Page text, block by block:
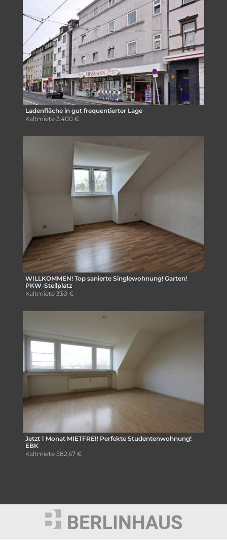
Ladenfläche in gut frequentierter Lage
Kaltmiete 3.400 €
WILLKOMMEN! Top sanierte Singlewohnung! Garten!
PKW-Stellplatz
Kaltmiete 330 €
Jetzt 1 Monat MIETFREI! Perfekte Studentenwohnung!
EBK
Kaltmiete 582,67 €